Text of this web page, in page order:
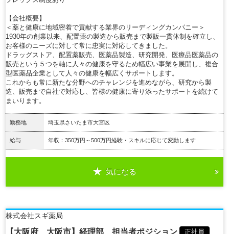
【会社概要】
＜薬と健康に地域密着で貢献する業界のリーディングカンパニー＞
1930年の創業以来、配置薬の製造から販売まで製販一貫体制を確立し、
お客様のニーズに対して常に忠実に対応してきました。
ドラッグストア、配置薬販売、医薬品製造、研究開発、医療品医薬品の
販売という５つを軸に人々の健康を守るため幅広い事業を展開し、複合
型医薬品企業として人々の健康を幅広くサポートします。
これからも常に新たな分野へのチャレンジを進めながら、研究から製
造、販売まで自社で対応し、皆様の健康に寄り添ったサポートを続けて
まいります。
勤務地 埼玉県さいたま市大宮区
給与 年収：350万円～500万円経験・スキルに応じて変動します
気になる
株式会社スギ薬局
【大阪府 大阪市】経理部 担当者ポジション 正社員